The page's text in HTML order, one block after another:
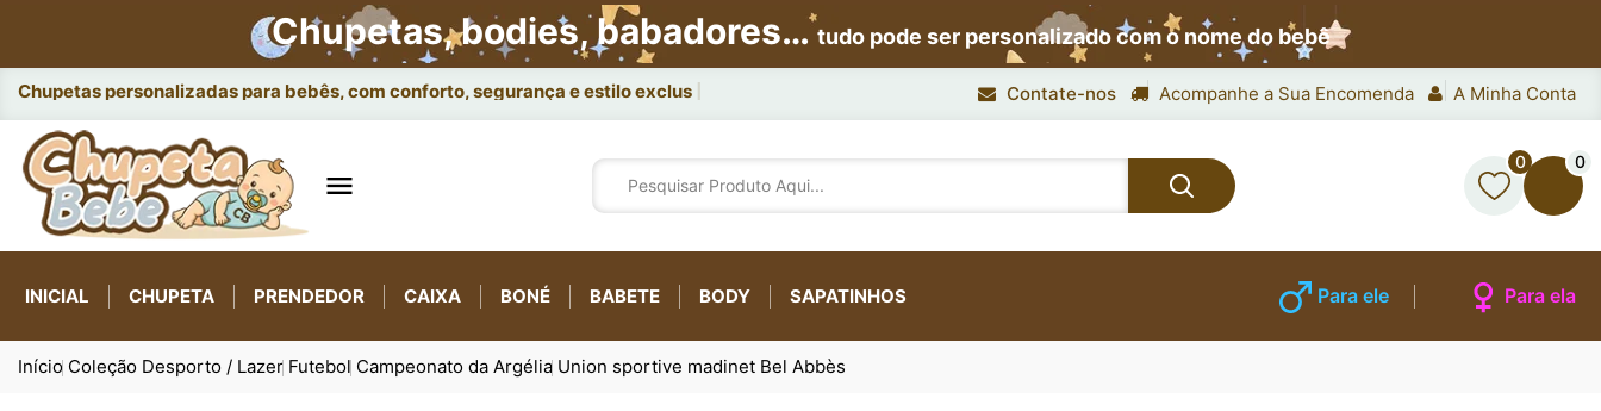
Chupetas, bodies, babadores…tudo pode ser personalizado com o nome do bebê
Chupetas personalizadas para bebês, com conforto, segurança e estilo exclusivo. Contate-nos Acompanhe a Sua Encomenda A Minha Conta

0 0
INICIAL CHUPETA PRENDEDOR CAIXA BONÉ BABETE BODY SAPATINHOS Para ele Para ela
Início Coleção Desporto / Lazer Futebol Campeonato da Argélia Union sportive madinet Bel Abbès